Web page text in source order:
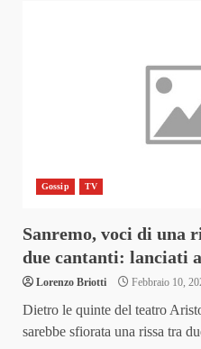
Gossip TV
Sanremo, voci di una
due cantanti: lanciati
Lorenzo Briotti Febbraio 10,
Dietro le quinte del teatro
sarebbe sfiorata una rissa tra